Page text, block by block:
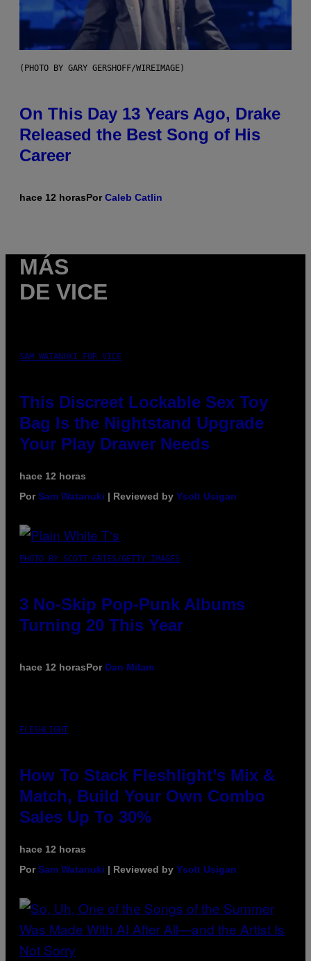
(PHOTO BY GARY GERSHOFF/WIREIMAGE)
On This Day 13 Years Ago, Drake
Released the Best Song of His
Career
hace 12 horasPorCaleb Catlin
MÁS
DE VICE
SAM WATANUKI FOR VICE
This Discreet Lockable Sex Toy
Bag Is the Nightstand Upgrade
Your Play Drawer Needs
hace 12 horas
PorSam Watanuki | Reviewed by Ysolt Usigan
PHOTO BY SCOTT GRIES/GETTY IMAGES
3 No-Skip Pop-Punk Albums
Turning 20 This Year
hace 12 horasPor Dan Milam
FLESHLIGHT
How To Stack Fleshlight’s Mix &
Match, Build Your Own Combo
Sales Up To 30%
hace 12 horas
PorSam Watanuki | Reviewed by Ysolt Usigan